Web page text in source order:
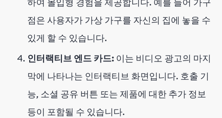
점은 사용자가 가상 가구를 자신의 집에 놓을 수
있게 할 수 있습니다.
인터랙티브 엔드 카드: 이는 비디오 광고의 마지
막에 나타나는 인터랙티브 화면입니다. 호출 기
능, 소셜 공유 버튼 또는 제품에 대한 추가 정보
등이 포함될 수 있습니다.